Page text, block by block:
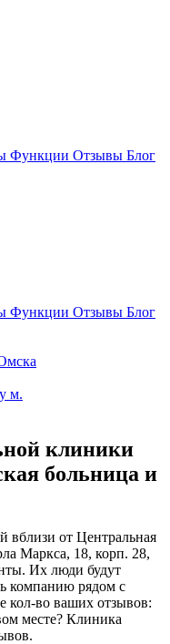
Функции Отзывы Блог
Функции Отзывы Блог
м.
клиники
больница и
вблизи от Центральная
Маркса, 18, корп. 28,
Их люди будут
компанию рядом с
кол-во ваших отзывов:
месте? Клиника